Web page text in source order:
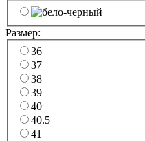
Размер:
36
37
38
39
40
40.5
41